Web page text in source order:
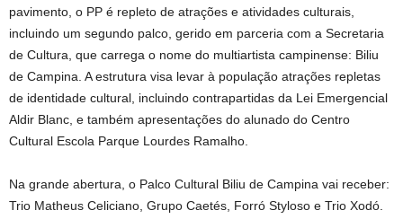
pavimento, o PP é repleto de atrações e atividades culturais,
incluindo um segundo palco, gerido em parceria com a Secretaria
de Cultura, que carrega o nome do multiartista campinense: Biliu
de Campina. A estrutura visa levar à população atrações repletas
de identidade cultural, incluindo contrapartidas da Lei Emergencial
Aldir Blanc, e também apresentações do alunado do Centro
Cultural Escola Parque Lourdes Ramalho.
Na grande abertura, o Palco Cultural Biliu de Campina vai receber:
Trio Matheus Celiciano, Grupo Caetés, Forró Styloso e Trio Xodó.